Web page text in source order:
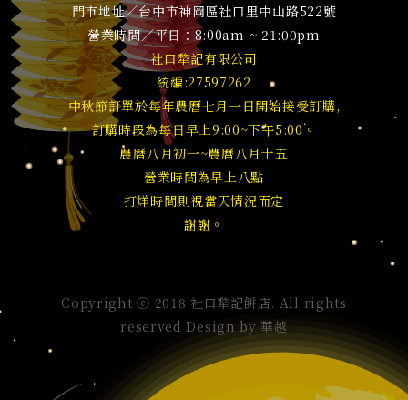
門市地址／台中市神岡區社口里中山路522號
營業時間／平日：8:00am ~ 21:00pm
社口犂記有限公司
統編:27597262
中秋節訂單於每年農曆七月一日開始接受訂購,
訂購時段為每日早上9:00~下午5:00。
農曆八月初一~農曆八月十五
營業時間為早上八點
打烊時間則視當天情況而定
謝謝。
Copyright ⓒ 2018 社口犂記餅店. All rights
reserved Design by華越